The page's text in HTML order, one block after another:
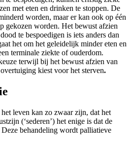
met eten en drinken te stoppen. De
worden, maar er kan ook op één
gekozen worden. Het bewust afzien
te bespoedigen is iets anders dan
het om het geleidelijk minder eten en
terminale ziekte of ouderdom.
terwijl bij het bewust afzien van
kiest voor het sterven.
leven kan zo zwaar zijn, dat het
(‘sederen’) het enige is dat de
behandeling wordt palliatieve